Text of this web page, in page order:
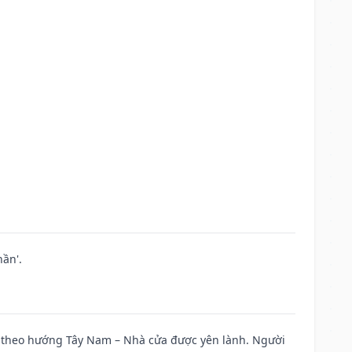
hướng Tây Nam – Nhà cửa được yên lành. Người